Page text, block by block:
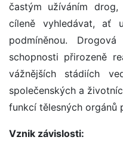
častým užíváním
cíleně vyhledávat, ať
podmíněnou.
schopnosti přirozeně
vážnějších stádiích
společenských a
funkcí tělesných orgánů
Vznik závislosti: